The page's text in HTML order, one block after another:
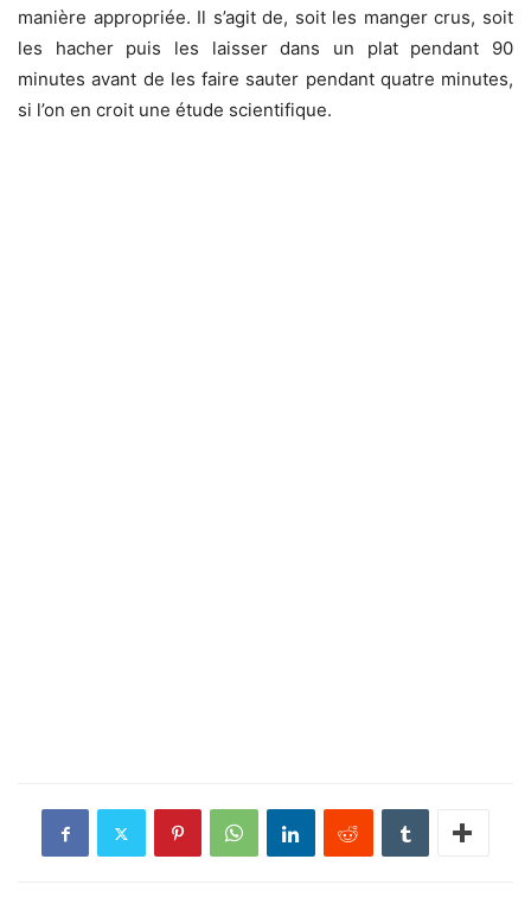
manière appropriée. Il s’agit de, soit les manger crus, soit
les hacher puis les laisser dans un plat pendant 90
minutes avant de les faire sauter pendant quatre minutes,
si l’on en croit une étude scientifique.